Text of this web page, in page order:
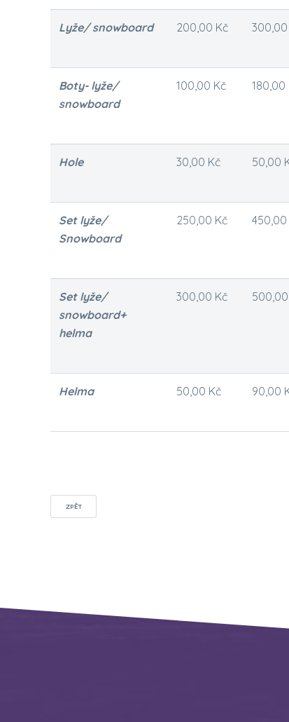
Lyže/ snowboard 200,00 Kč
Boty- lyže/
snowboard
100,00 Kč 180,00
Hole 30,00 Kč 50,00
Set lyže/
Snowboard
250,00 Kč 450,00
Set lyže/
snowboard+
helma
300,00 Kč
Helma 50,00 Kč 90,00
ZPĚT